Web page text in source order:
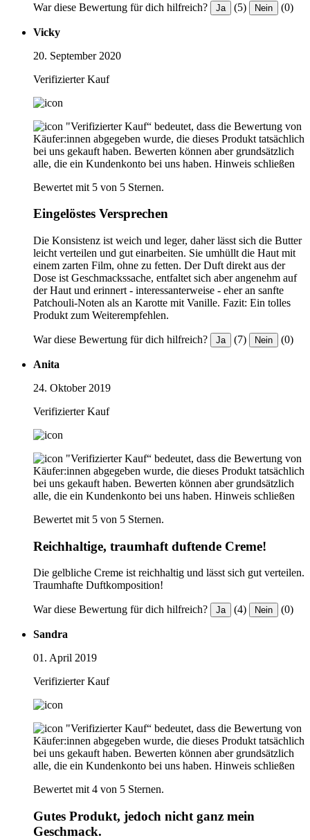
War diese Bewertung für dich hilfreich? Ja (5) Nein (0)
Vicky
20. September 2020
Verifizierter Kauf
"Verifizierter Kauf“ bedeutet, dass die Bewertung von
Käufer:innen abgegeben wurde, die dieses Produkt tatsächlich
bei uns gekauft haben. Bewerten können aber grundsätzlich
alle, die ein Kundenkonto bei uns haben. Hinweis schließen
Bewertet mit 5 von 5 Sternen.
Eingelöstes Versprechen
Die Konsistenz ist weich und leger, daher lässt sich die Butter
leicht verteilen und gut einarbeiten. Sie umhüllt die Haut mit
einem zarten Film, ohne zu fetten. Der Duft direkt aus der
Dose ist Geschmackssache, entfaltet sich aber angenehm auf
der Haut und erinnert - interessanterweise - eher an sanfte
Patchouli-Noten als an Karotte mit Vanille. Fazit: Ein tolles
Produkt zum Weiterempfehlen.
War diese Bewertung für dich hilfreich? Ja (7) Nein (0)
Anita
24. Oktober 2019
Verifizierter Kauf
"Verifizierter Kauf“ bedeutet, dass die Bewertung von
Käufer:innen abgegeben wurde, die dieses Produkt tatsächlich
bei uns gekauft haben. Bewerten können aber grundsätzlich
alle, die ein Kundenkonto bei uns haben. Hinweis schließen
Bewertet mit 5 von 5 Sternen.
Reichhaltige, traumhaft duftende Creme!
Die gelbliche Creme ist reichhaltig und lässt sich gut verteilen.
Traumhafte Duftkomposition!
War diese Bewertung für dich hilfreich? Ja (4) Nein (0)
Sandra
01. April 2019
Verifizierter Kauf
"Verifizierter Kauf“ bedeutet, dass die Bewertung von
Käufer:innen abgegeben wurde, die dieses Produkt tatsächlich
bei uns gekauft haben. Bewerten können aber grundsätzlich
alle, die ein Kundenkonto bei uns haben. Hinweis schließen
Bewertet mit 4 von 5 Sternen.
Gutes Produkt, jedoch nicht ganz mein
Geschmack.